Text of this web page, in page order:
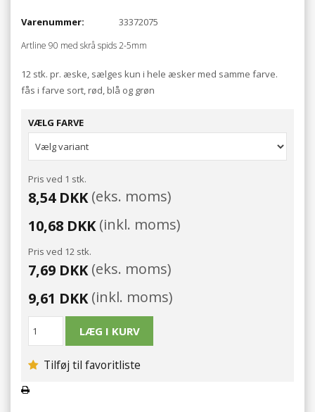
Varenummer: 33372075
Artline 90 med skrå spids 2-5mm
12 stk. pr. æske, sælges kun i hele æsker med samme farve.
fås i farve sort, rød, blå og grøn
VÆLG FARVE
Pris ved 1 stk.
8,54 DKK(eks. moms)
10,68 DKK(inkl. moms)
Pris ved 12 stk.
7,69 DKK(eks. moms)
9,61 DKK(inkl. moms)
Tilføj til favoritliste